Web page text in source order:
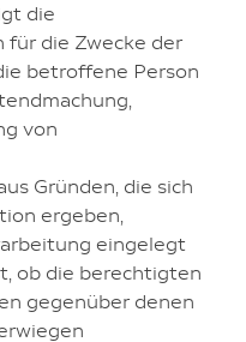
die
für die Zwecke der
betroffene Person
von
Gründen, die sich
ergeben,
eingelegt
ob die berechtigten
gegenüber denen